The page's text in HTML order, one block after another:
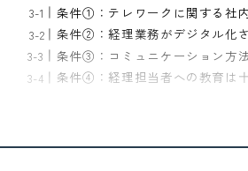
条件①：テレワークに関する社
条件②：経理業務がデジタル化
条件③：コミュニケーション方
条件④：経理担当者への教育は